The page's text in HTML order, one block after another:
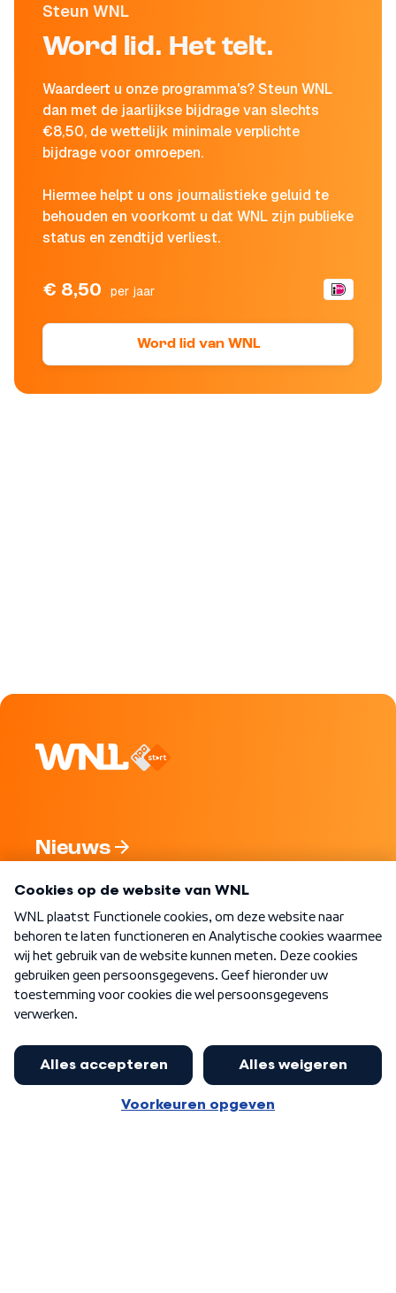
Steun WNL
Word lid. Het telt.
Waardeert u onze programma's? Steun WNL
dan met de jaarlijkse bijdrage van slechts
€8,50, de wettelijk minimale verplichte
bijdrage voor omroepen.
Hiermee helpt u ons journalistieke geluid te
behouden en voorkomt u dat WNL zijn publieke
status en zendtijd verliest.
€ 8,50 per jaar
Word lid van WNL
Nieuws
Nieuwsbrief
Word Lid